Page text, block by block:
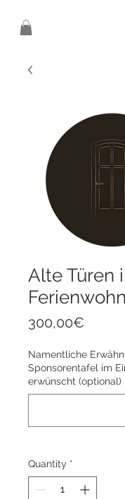
Alte Türen
300,00€
Namentliche
Sponsorentafel im
erwünscht (optional)
Quantity *